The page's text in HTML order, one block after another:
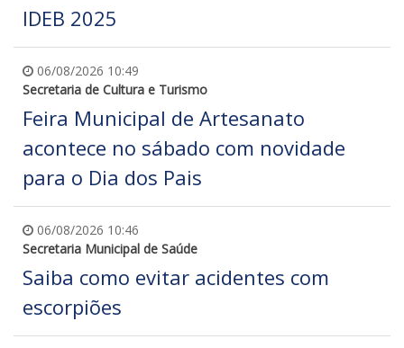
IDEB 2025
06/08/2026 10:49
Secretaria de Cultura e Turismo
Feira Municipal de Artesanato
acontece no sábado com novidade
para o Dia dos Pais
06/08/2026 10:46
Secretaria Municipal de Saúde
Saiba como evitar acidentes com
escorpiões